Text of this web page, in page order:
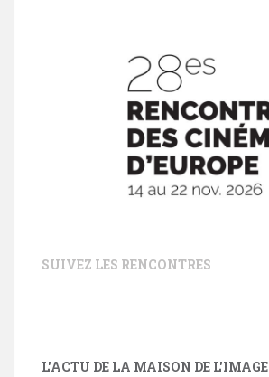
SUIVEZ LES RENCONTRES
L'ACTU DE LA MAISON DE L'IMAGE